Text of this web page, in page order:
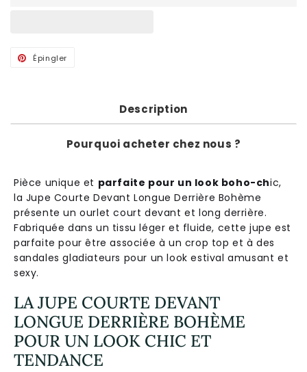
Épingler
Description
Pourquoi acheter chez nous ?
Pièce unique et parfaite pour un look boho-chic,
la Jupe Courte Devant Longue Derrière Bohème
présente un ourlet court devant et long derrière.
Fabriquée dans un tissu léger et fluide, cette jupe est
parfaite pour être associée à un crop top et à des
sandales gladiateurs pour un look estival amusant et
sexy.
LA JUPE COURTE DEVANT
LONGUE DERRIÈRE BOHÈME
POUR UN LOOK CHIC ET
TENDANCE